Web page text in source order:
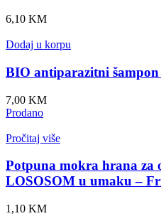
6,10 KM
Dodaj u korpu
BIO antiparazitni šampon
7,00 KM
Prodano
Pročitaj više
Potpuna mokra hrana za
LOSOSOM u umaku –
1,10 KM